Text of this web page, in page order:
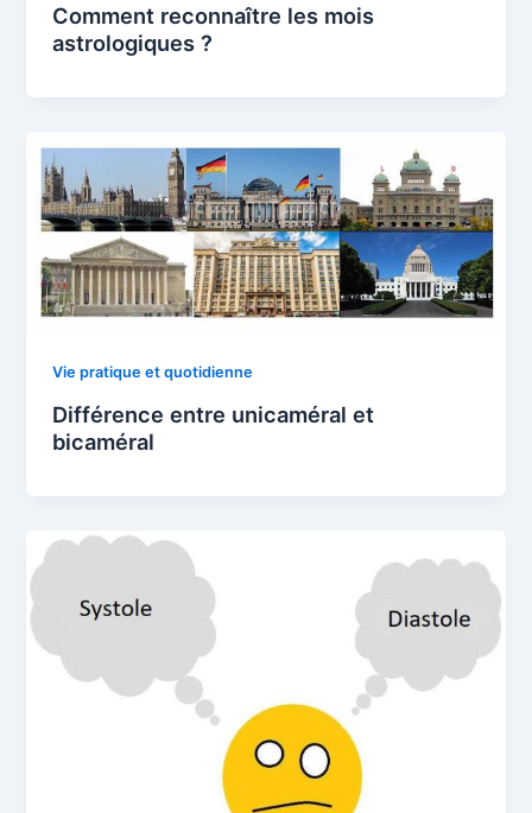
Comment reconnaître les mois
astrologiques ?
Vie pratique et quotidienne
Différence entre unicaméral et
bicaméral